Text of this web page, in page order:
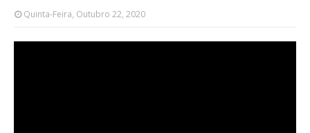
Quinta-Feira, Outubro 22, 2020